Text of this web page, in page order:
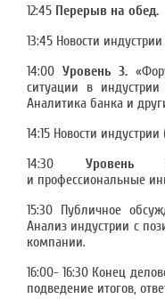
12:45 Перерыв на обед.
13:45 Новости
14:00 Уровень 3.
ситуации в
Аналитика банка и
14:15 Новости
14:30 Уровень
и профессиональные
15:30 Публичное
Анализ индустрии с
компании.
16:00- 16:30 Конец
подведение итогов,